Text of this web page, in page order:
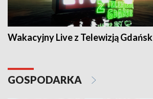
Wakacyjny Live z Telewizją Gdańsk
GOSPODARKA